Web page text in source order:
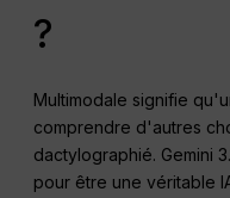
?
Multimodale signifie
comprendre d'autres
dactylographié. Gemini
pour être une véritable